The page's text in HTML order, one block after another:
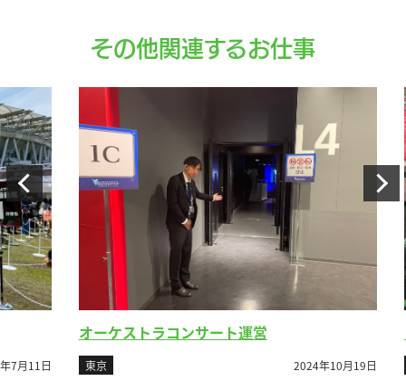
その他関連するお仕事
11日
オーケストラコンサート運営
2024年10月19日